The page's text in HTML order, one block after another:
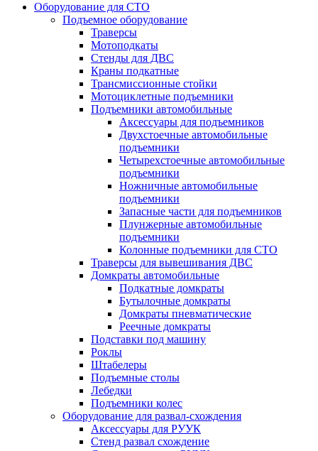
Оборудование для СТО
Подъемное оборудование
Траверсы
Мотоподкаты
Стенды для ДВС
Краны подкатные
Трансмиссионные стойки
Мотоциклетные подъемники
Подъемники автомобильные
Аксессуары для подъемников
Двухстоечные автомобильные
подъемники
Четырехстоечные автомобильные
подъемники
Ножничные автомобильные
подъемники
Запасные части для подъемников
Плунжерные автомобильные
подъемники
Колонные подъемники для СТО
Траверсы для вывешивания ДВС
Домкраты автомобильные
Подкатные домкраты
Бутылочные домкраты
Домкраты пневматические
Реечные домкраты
Подставки под машину
Роклы
Штабелеры
Подъемные столы
Лебедки
Подъемники колес
Оборудование для развал-схождения
Аксессуары для РУУК
Стенд развал схождение